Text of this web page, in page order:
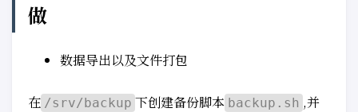
做
数据导出以及文件打包
在 /srv/backup 下创建备份脚本 backup.sh ,并